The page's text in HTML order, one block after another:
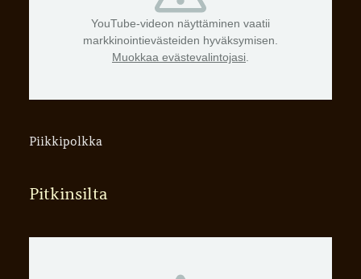
YouTube-videon näyttäminen vaatii
markkinointievästeiden hyväksymisen.
Muokkaa evästevalintojasi
Piikkipolkka
Pitkinsilta